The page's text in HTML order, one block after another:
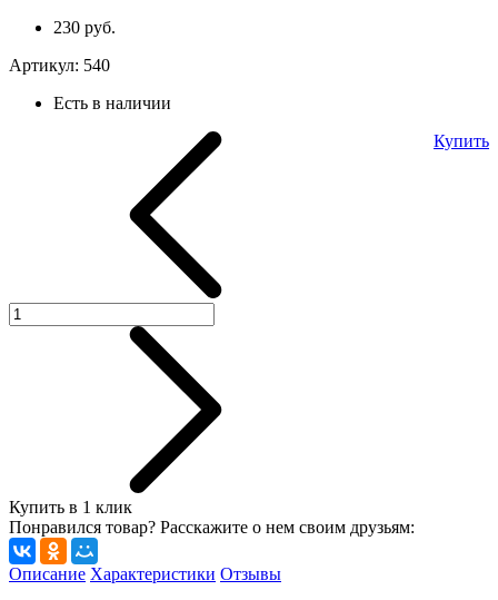
230 руб.
Артикул: 540
Есть в наличии
Купить
Купить в 1 клик
Понравился товар? Расскажите о нем своим друзьям:
Описание Характеристики Отзывы